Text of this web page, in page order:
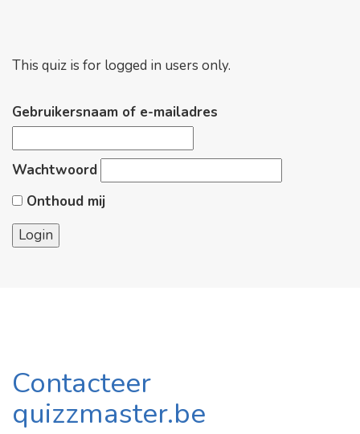
This quiz is for logged in users only.
Gebruikersnaam of e-mailadres
Wachtwoord
Onthoud mij
Contacteer
quizzmaster.be